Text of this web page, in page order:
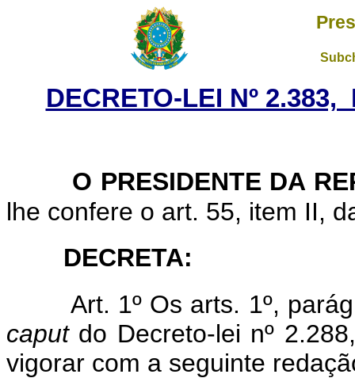
DECRETO-LEI Nº
O PRESIDENTE DA
lhe confere o art. 55, item II,
DECRETA:
Art. 1º Os arts. 1º,
caputdo Decreto-lei nº
vigorar com a seguinte